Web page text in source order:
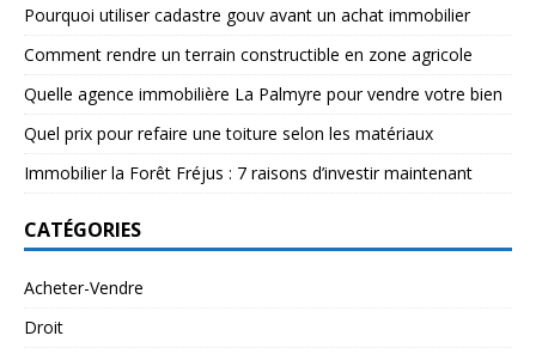
Pourquoi utiliser cadastre gouv avant un achat immobilier
Comment rendre un terrain constructible en zone agricole
Quelle agence immobilière La Palmyre pour vendre votre bien
Quel prix pour refaire une toiture selon les matériaux
Immobilier la Forêt Fréjus : 7 raisons d’investir maintenant
CATÉGORIES
Acheter-Vendre
Droit